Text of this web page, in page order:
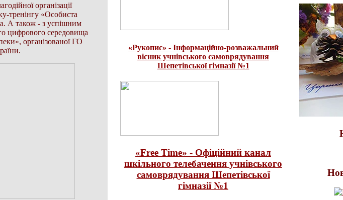
організації
тренінгу «Особиста
А також - з успішним
цифрового середовища
організованої ГО
«Рукопис» - Інформаційно-розважальний
вісник учнівського самоврядування
Шепетівської гімназії №1
«Free Time» - Офіційний канал
шкільного телебачення учнівського
самоврядування Шепетівської
гімназії №1